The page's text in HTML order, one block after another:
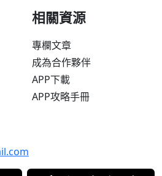
相關資源
專欄文章
成為合作夥伴
APP下載
APP攻略手冊